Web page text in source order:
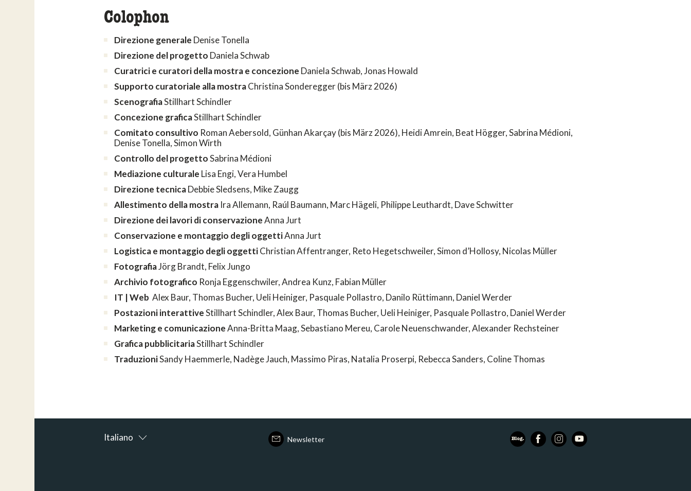
Colophon
Direzione generale Denise Tonella
Direzione del progetto Daniela Schwab
Curatrici e curatori della mostra e concezione Daniela Schwab, Jonas Howald
Supporto curatoriale alla mostraChristina Sonderegger (bis März 2026)
ScenografiaStillhart Schindler
Concezione graficaStillhart Schindler
Comitato consultivo Roman Aebersold, Günhan Akarçay (bis März 2026), Heidi Amrein, Beat Högger, Sabrina Médioni,
Denise Tonella, Simon Wirth
Controllo del progettoSabrina Médioni
Mediazione culturale Lisa Engi, Vera Humbel
Direzione tecnicaDebbie Sledsens, Mike Zaugg
Allestimento della mostra Ira Allemann, Raúl Baumann, Marc Hägeli, Philippe Leuthardt, Dave Schwitter
Direzione dei lavori di conservazioneAnna Jurt
Conservazione e montaggio degli oggettiAnna Jurt
Logistica e montaggio degli oggettiChristian Affentranger, Reto Hegetschweiler, Simon d’Hollosy, Nicolas Müller
FotografiaJörg Brandt, Felix Jungo
Archivio fotografico Ronja Eggenschwiler, Andrea Kunz, Fabian Müller
IT | Web Alex Baur, Thomas Bucher, Ueli Heiniger, Pasquale Pollastro, Danilo Rüttimann, Daniel Werder
Postazioni interattiveStillhart Schindler, Alex Baur, Thomas Bucher, Ueli Heiniger, Pasquale Pollastro, Daniel Werder
Marketing e comunicazioneAnna-Britta Maag, Sebastiano Mereu, Carole Neuenschwander, Alexander Rechsteiner
Grafica pubblicitariaStillhart Schindler
TraduzioniSandy Haemmerle, Nadège Jauch, Massimo Piras, Natalia Proserpi, Rebecca Sanders, Coline Thomas
Italiano Newsletter